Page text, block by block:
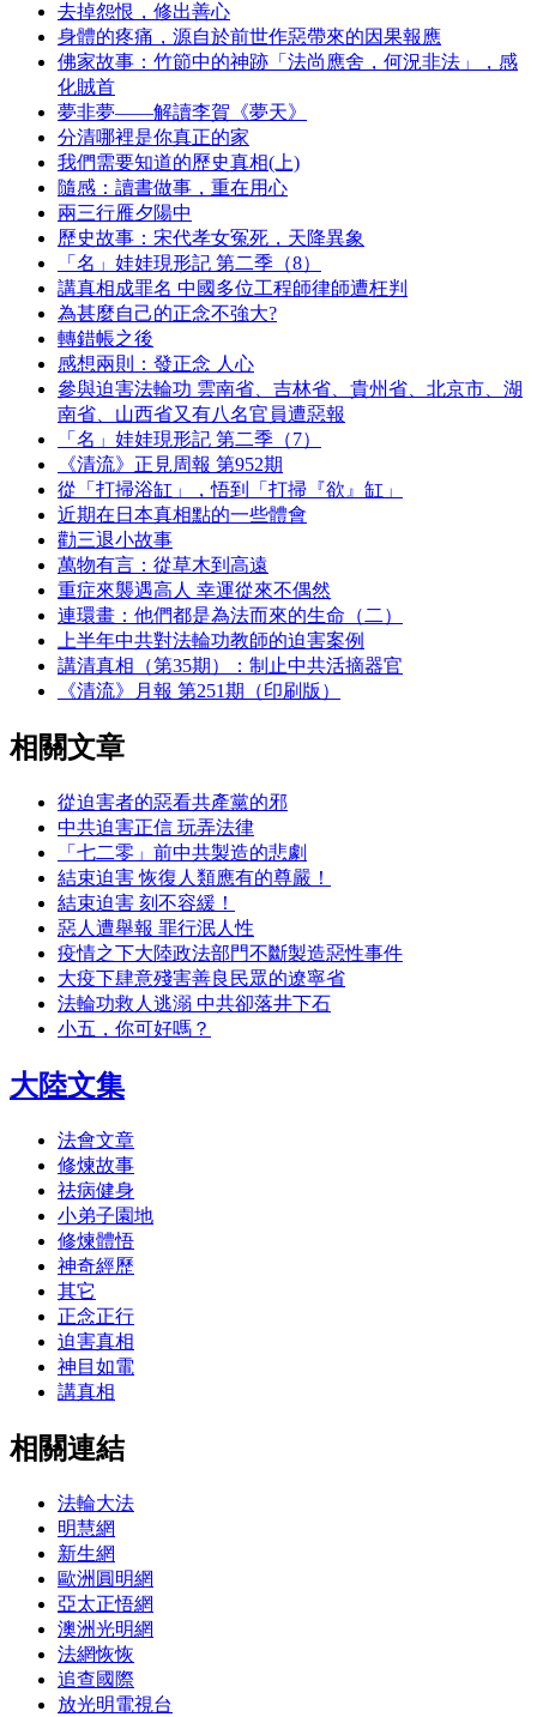
去掉怨恨，修出善心
身體的疼痛，源自於前世作惡帶來的因果報應
佛家故事：竹節中的神跡「法尚應舍，何況非法」，感
化賊首
夢非夢——解讀李賀《夢天》
分清哪裡是你真正的家
我們需要知道的歷史真相(上)
隨感：讀書做事，重在用心
兩三行雁夕陽中
歷史故事：宋代孝女冤死，天降異象
「名」娃娃現形記 第二季（8）
講真相成罪名 中國多位工程師律師遭枉判
為甚麼自己的正念不強大?
轉錯帳之後
感想兩則：發正念 人心
參與迫害法輪功 雲南省、吉林省、貴州省、北京市、湖
南省、山西省又有八名官員遭惡報
「名」娃娃現形記 第二季（7）
《清流》正見周報 第952期
從「打掃浴缸」，悟到「打掃『欲』缸」
近期在日本真相點的一些體會
勸三退小故事
萬物有言：從草木到高遠
重症來襲遇高人 幸運從來不偶然
連環畫：他們都是為法而來的生命（二）
上半年中共對法輪功教師的迫害案例
講清真相（第35期）：制止中共活摘器官
《清流》月報 第251期（印刷版）
相關文章
從迫害者的惡看共產黨的邪
中共迫害正信 玩弄法律
「七二零」前中共製造的悲劇
結束迫害 恢復人類應有的尊嚴！
結束迫害 刻不容緩！
惡人遭舉報 罪行泯人性
疫情之下大陸政法部門不斷製造惡性事件
大疫下肆意殘害善良民眾的遼寧省
法輪功救人逃溺 中共卻落井下石
小五，你可好嗎？
大陸文集
法會文章
修煉故事
祛病健身
小弟子園地
修煉體悟
神奇經歷
其它
正念正行
迫害真相
神目如電
講真相
相關連結
法輪大法
明慧網
新生網
歐洲圓明網
亞太正悟網
澳洲光明網
法網恢恢
追查國際
放光明電視台